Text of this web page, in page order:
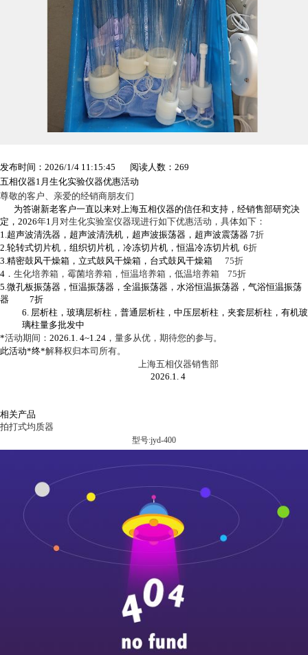
发布时间：2026/1/4 11:15:45 阅读人数：269
五相仪器1月生化实验仪器优惠活动
尊敬的客户、亲爱的经销商朋友们
为答谢新老客户一直以来对上海五相仪器的信任和支持，经销售部研究决
定， 2026年1 月对生化实验室仪器现进行如下优惠活动，具体如下：
1.超声波清洗器，超声波清洗机，超声波振荡器，超声波震荡器 7折
2.轮转式切片机，组织切片机，冷冻切片机，恒温冷冻切片机 6折
3.精密鼓风干燥箱，立式鼓风干燥箱，台式鼓风干燥箱 75折
4 ．生化培养箱，霉菌培养箱，恒温培养箱，低温培养箱 75折
5.微孔板振荡器，恒温振荡器，全温振荡器，水浴恒温振荡器，气浴恒温振荡
器 7折
6. 层析柱，玻璃层析柱，普通层析柱，中压层析柱，夹套层析柱，有机玻
璃柱量多批发中
*活动期间： 2026.1. 4~1.24 ，量多从优，期待您的参与。
此活动*终*解释权归本司所有。
上海五相仪器销售部
2026.1. 4
相关产品
拍打式均质器
型号:jyd-400